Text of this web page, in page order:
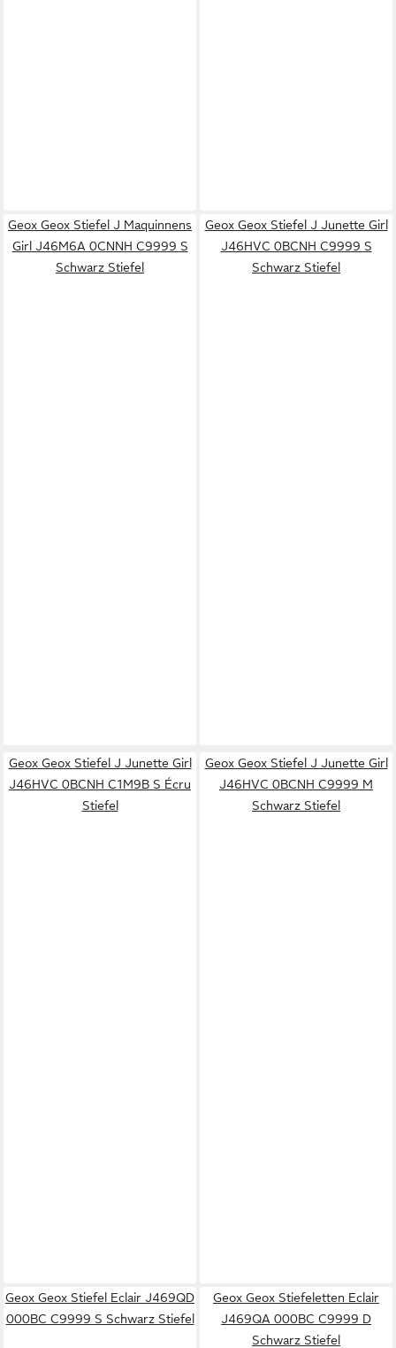
Geox Geox Stiefel J Maquinnens
Girl J46M6A 0CNNH C9999 S
Schwarz Stiefel
Geox Geox Stiefel J Junette Girl
J46HVC 0BCNH C9999 S
Schwarz Stiefel
Geox Geox Stiefel J Junette Girl
J46HVC 0BCNH C1M9B S Écru
Stiefel
Geox Geox Stiefel J Junette Girl
J46HVC 0BCNH C9999 M
Schwarz Stiefel
Geox Geox Stiefel Eclair J469QD
000BC C9999 S Schwarz Stiefel
Geox Geox Stiefeletten Eclair
J469QA 000BC C9999 D
Schwarz Stiefel